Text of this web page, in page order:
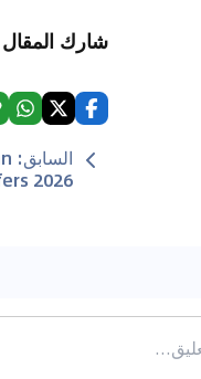
شارك المقال
السابق:
2026